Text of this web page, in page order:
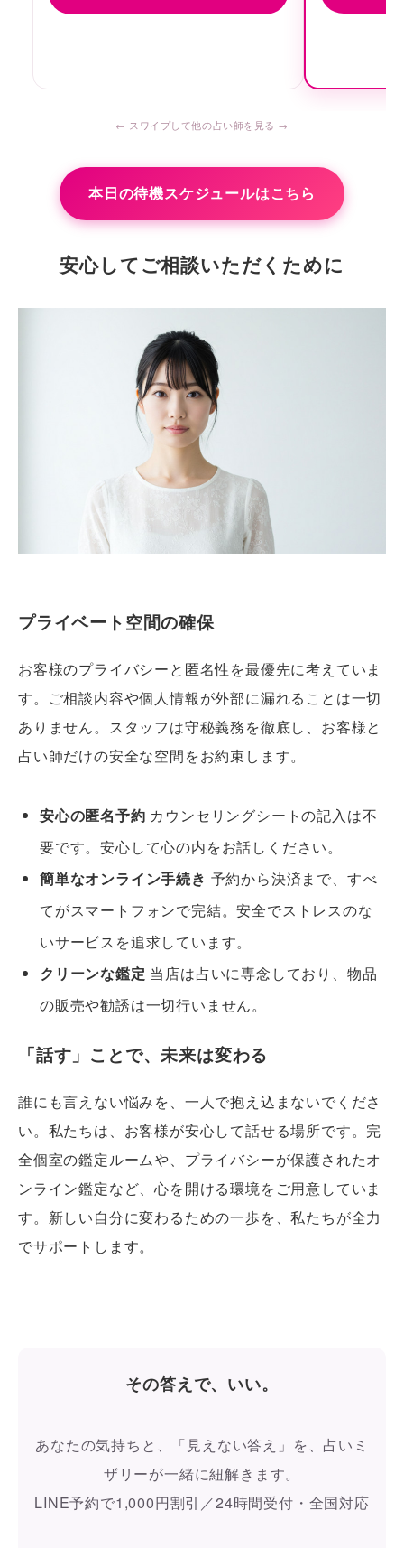
本日の待機スケジュールはこちら
安心してご相談いただくために
プライベート空間の確保
お客様のプライバシーと匿名性を最優先に考えていま
す。ご相談内容や個人情報が外部に漏れることは一切
ありません。スタッフは守秘義務を徹底し、お客様と
占い師だけの安全な空間をお約束します。
安心の匿名予約 カウンセリングシートの記入は不
要です。安心して心の内をお話しください。
簡単なオンライン手続き 予約から決済まで、すべ
てがスマートフォンで完結。安全でストレスのな
いサービスを追求しています。
クリーンな鑑定 当店は占いに専念しており、物品
の販売や勧誘は一切行いません。
「話す」ことで、未来は変わる
誰にも言えない悩みを、一人で抱え込まないでくださ
い。私たちは、お客様が安心して話せる場所です。完
全個室の鑑定ルームや、プライバシーが保護されたオ
ンライン鑑定など、心を開ける環境をご用意していま
す。新しい自分に変わるための一歩を、私たちが全力
でサポートします。
その答えで、いい。
あなたの気持ちと、「見えない答え」を、占いミ
ザリーが一緒に紐解きます。
LINE予約で1,000円割引／24時間受付・全国対応